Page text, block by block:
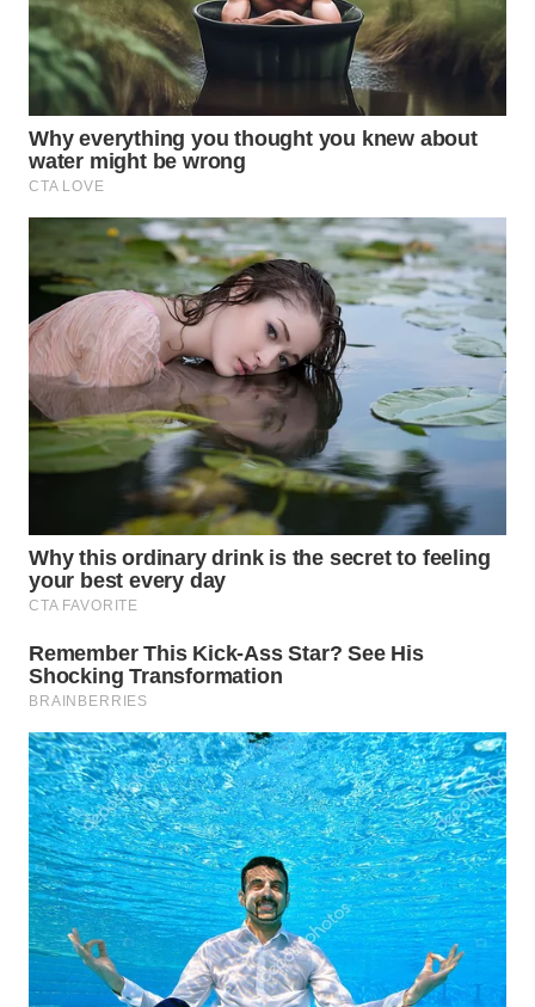
WN DELI
SERDANG
WN
TEBING
TINGGI
PAKPAK
WN
KARAWANG
WN
BEKASI
BOGOR
WN
WN
UTARA
WN
SAMOSIR
WN
PADANG
LAWAS